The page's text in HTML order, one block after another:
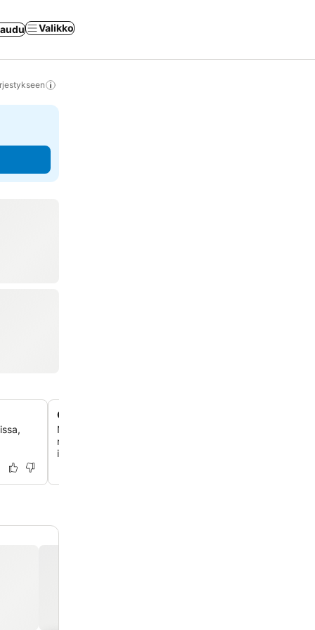
Valikko
Gourmet-ruokailua Joyce-ravintolassa
Nauti poikkeuksellisesta keittiöstä paikan päällä
ravintolassa, jota kehutaan herkullisesta ruoastaan ja
ilmapiiristään.